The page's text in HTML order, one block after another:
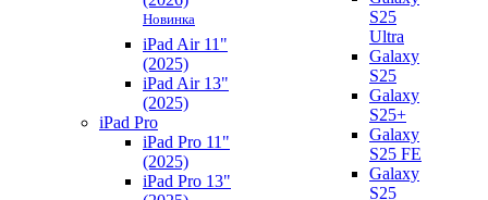
Новинка
iPad Air 11"
(2025)
iPad Air 13"
(2025)
iPad Pro
iPad Pro 11"
(2025)
iPad Pro 13"
S25
Ultra
Galaxy
S25
Galaxy
S25+
Galaxy
S25 FE
Galaxy
S25